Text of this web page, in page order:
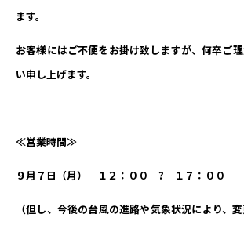
ます。
お客様にはご不便をお掛け致しますが、何卒ご
い申し上げます。
≪営業時間≫
９月７日（月） １２：００ ? １７：００
（但し、今後の台風の進路や気象状況により、